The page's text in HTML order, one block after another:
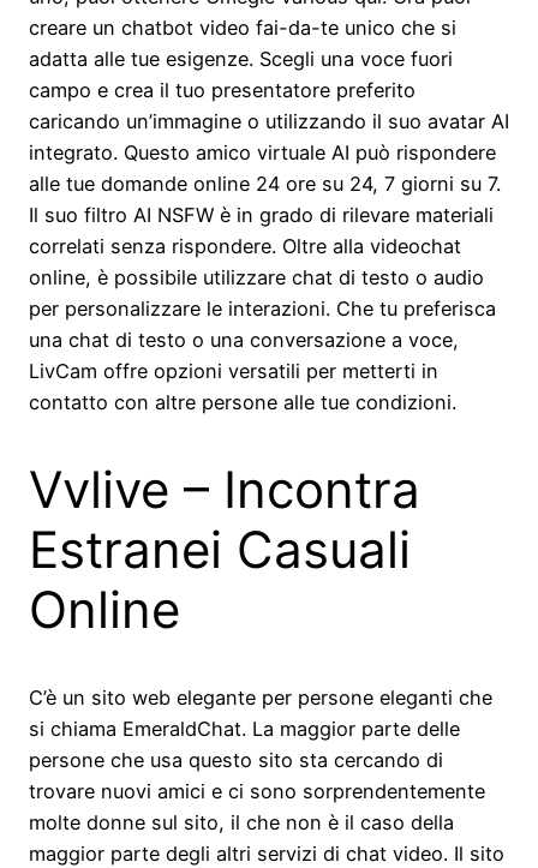
creare un chatbot video fai-da-te unico che si
adatta alle tue esigenze. Scegli una voce fuori
campo e crea il tuo presentatore preferito
caricando un’immagine o utilizzando il suo avatar AI
integrato. Questo amico virtuale AI può rispondere
alle tue domande online 24 ore su 24, 7 giorni su 7.
Il suo filtro AI NSFW è in grado di rilevare materiali
correlati senza rispondere. Oltre alla videochat
online, è possibile utilizzare chat di testo o audio
per personalizzare le interazioni. Che tu preferisca
una chat di testo o una conversazione a voce,
LivCam offre opzioni versatili per metterti in
contatto con altre persone alle tue condizioni.
Vvlive – Incontra
Estranei Casuali
Online
C’è un sito web elegante per persone eleganti che
si chiama EmeraldChat. La maggior parte delle
persone che usa questo sito sta cercando di
trovare nuovi amici e ci sono sorprendentemente
molte donne sul sito, il che non è il caso della
maggior parte degli altri servizi di chat video. Il sito